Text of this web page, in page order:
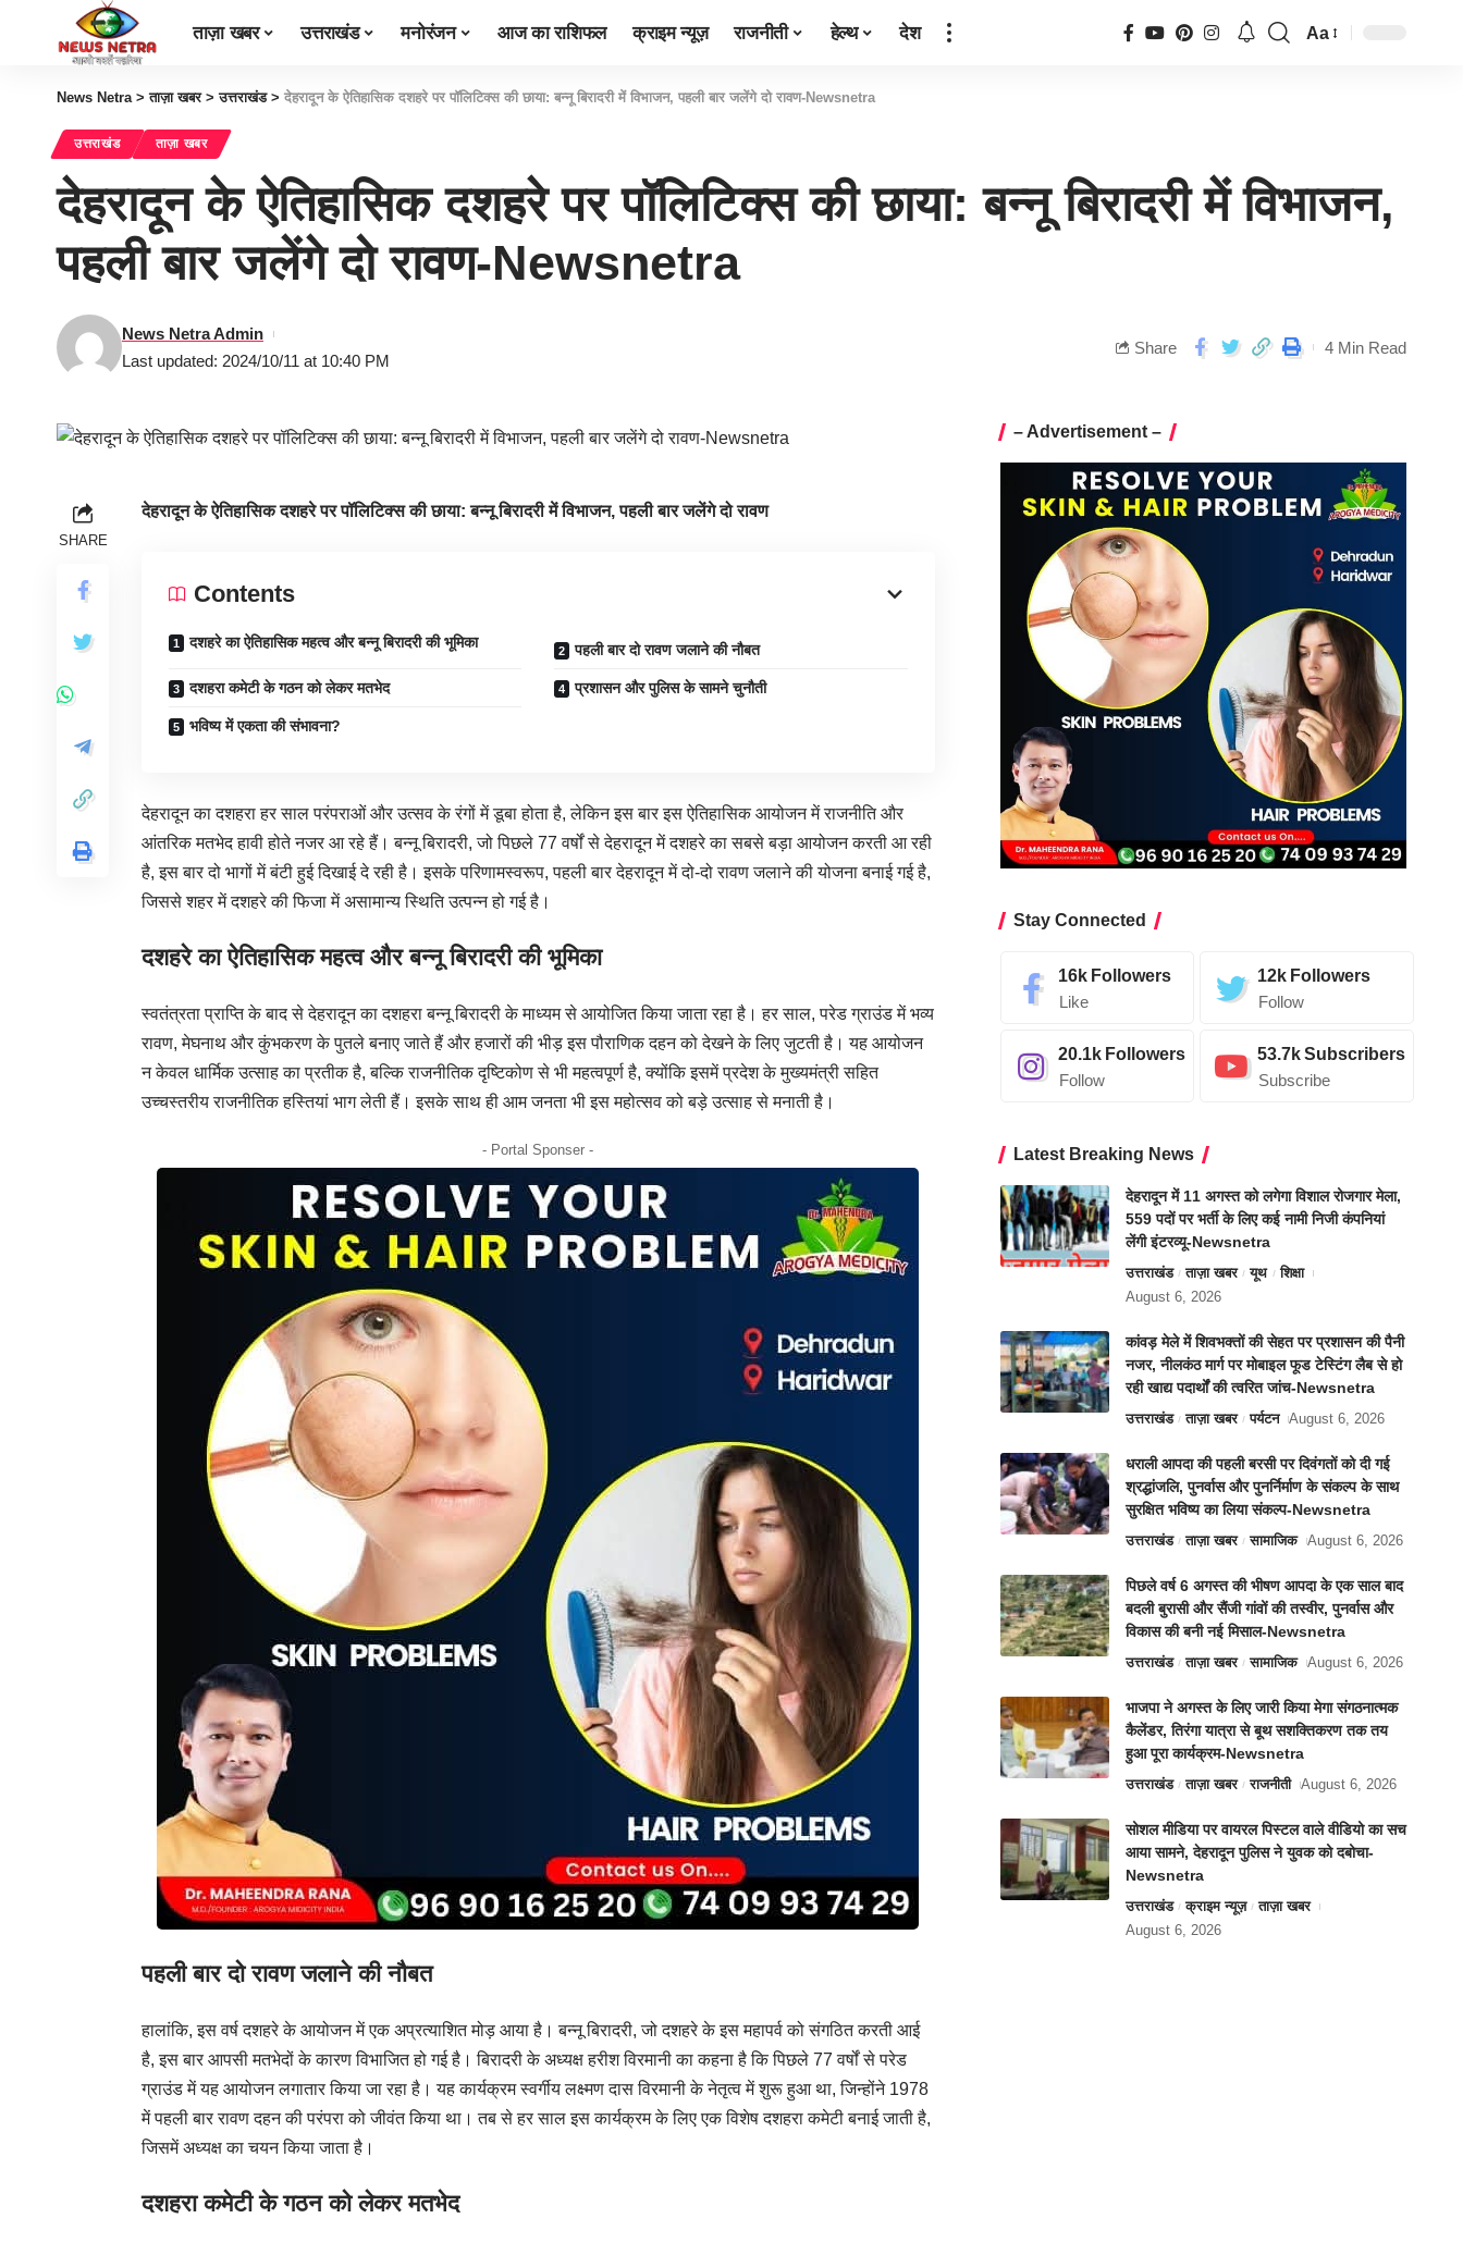
ताज़ा खबर उत्तराखंड मनोरंजन आज का राशिफल क्राइम न्यूज़ राजनीती हेल्थ देश Aa
News Netra>ताज़ा खबर>उत्तराखंड> देहरादून के ऐतिहासिक दशहरे पर पॉलिटिक्स की छाया: बन्नू बिरादरी में विभाजन, पहली बार जलेंगे दो रावण-Newsnetra
उत्तराखंड ताज़ा खबर
देहरादून के ऐतिहासिक दशहरे पर पॉलिटिक्स की छाया: बन्नू बिरादरी में विभाजन,
पहली बार जलेंगे दो रावण-Newsnetra
Last updated: 2024/10/11 at 10:40 PM
News Netra Admin
Share 4 Min Read
SHARE
देहरादून के ऐतिहासिक दशहरे पर पॉलिटिक्स की छाया: बन्नू बिरादरी में विभाजन, पहली बार जलेंगे दो रावण
Contents
दशहरे का ऐतिहासिक महत्व और बन्नू बिरादरी की भूमिका पहली बार दो रावण जलाने की नौबत
दशहरा कमेटी के गठन को लेकर मतभेद प्रशासन और पुलिस के सामने चुनौती
भविष्य में एकता की संभावना?
देहरादून का दशहरा हर साल परंपराओं और उत्सव के रंगों में डूबा होता है, लेकिन इस बार इस ऐतिहासिक आयोजन में राजनीति और
आंतरिक मतभेद हावी होते नजर आ रहे हैं। बन्नू बिरादरी, जो पिछले 77 वर्षों से देहरादून में दशहरे का सबसे बड़ा आयोजन करती आ रही
है, इस बार दो भागों में बंटी हुई दिखाई दे रही है। इसके परिणामस्वरूप, पहली बार देहरादून में दो-दो रावण जलाने की योजना बनाई गई है,
जिससे शहर में दशहरे की फिजा में असामान्य स्थिति उत्पन्न हो गई है।
दशहरे का ऐतिहासिक महत्व और बन्नू बिरादरी की भूमिका
स्वतंत्रता प्राप्ति के बाद से देहरादून का दशहरा बन्नू बिरादरी के माध्यम से आयोजित किया जाता रहा है। हर साल, परेड ग्राउंड में भव्य
रावण, मेघनाथ और कुंभकरण के पुतले बनाए जाते हैं और हजारों की भीड़ इस पौराणिक दहन को देखने के लिए जुटती है। यह आयोजन
न केवल धार्मिक उत्साह का प्रतीक है, बल्कि राजनीतिक दृष्टिकोण से भी महत्वपूर्ण है, क्योंकि इसमें प्रदेश के मुख्यमंत्री सहित
उच्चस्तरीय राजनीतिक हस्तियां भाग लेती हैं। इसके साथ ही आम जनता भी इस महोत्सव को बड़े उत्साह से मनाती है।
- Portal Sponser -
पहली बार दो रावण जलाने की नौबत
हालांकि, इस वर्ष दशहरे के आयोजन में एक अप्रत्याशित मोड़ आया है। बन्नू बिरादरी, जो दशहरे के इस महापर्व को संगठित करती आई
है, इस बार आपसी मतभेदों के कारण विभाजित हो गई है। बिरादरी के अध्यक्ष हरीश विरमानी का कहना है कि पिछले 77 वर्षों से परेड
ग्राउंड में यह आयोजन लगातार किया जा रहा है। यह कार्यक्रम स्वर्गीय लक्ष्मण दास विरमानी के नेतृत्व में शुरू हुआ था, जिन्होंने 1978
में पहली बार रावण दहन की परंपरा को जीवंत किया था। तब से हर साल इस कार्यक्रम के लिए एक विशेष दशहरा कमेटी बनाई जाती है,
जिसमें अध्यक्ष का चयन किया जाता है।
दशहरा कमेटी के गठन को लेकर मतभेद
– Advertisement –
Stay Connected
16k Followers
Like
12k Followers
Follow
20.1k Followers
Follow
53.7kSubscribers
Subscribe
Latest Breaking News
देहरादून में 11 अगस्त को लगेगा विशाल रोजगार मेला,
559 पदों पर भर्ती के लिए कई नामी निजी कंपनियां
लेंगी इंटरव्यू-Newsnetra
उत्तराखंड ताज़ा खबर यूथ
शिक्षा
August 6, 2026
कांवड़ मेले में शिवभक्तों की सेहत पर प्रशासन की पैनी
नजर, नीलकंठ मार्ग पर मोबाइल फूड टेस्टिंग लैब से हो
रही खाद्य पदार्थों की त्वरित जांच-Newsnetra
उत्तराखंड ताज़ा खबर पर्यटन August 6, 2026
धराली आपदा की पहली बरसी पर दिवंगतों को दी गई
श्रद्धांजलि, पुनर्वास और पुनर्निर्माण के संकल्प के साथ
सुरक्षित भविष्य का लिया संकल्प-Newsnetra
उत्तराखंड ताज़ा खबर सामाजिक August 6, 2026
पिछले वर्ष 6 अगस्त की भीषण आपदा के एक साल बाद
बदली बुरासी और सैंजी गांवों की तस्वीर, पुनर्वास और
विकास की बनी नई मिसाल-Newsnetra
उत्तराखंड ताज़ा खबर सामाजिक August 6, 2026
भाजपा ने अगस्त के लिए जारी किया मेगा संगठनात्मक
कैलेंडर, तिरंगा यात्रा से बूथ सशक्तिकरण तक तय
हुआ पूरा कार्यक्रम-Newsnetra
उत्तराखंड ताज़ा खबर राजनीती August 6, 2026
सोशल मीडिया पर वायरल पिस्टल वाले वीडियो का सच
आया सामने, देहरादून पुलिस ने युवक को दबोचा-
Newsnetra
उत्तराखंड क्राइम न्यूज़
ताज़ा खबर
August 6, 2026